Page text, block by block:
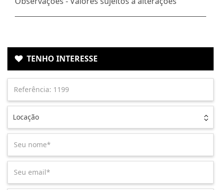
TENHO INTERESSE
Locação